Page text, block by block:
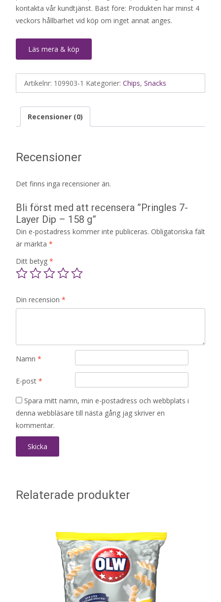
kontakta vår kundtjänst. Bäst före: Produkten har minst 4
veckors hållbarhet vid köp om inget annat anges.
Läs mera & köp
Artikelnr: 109903-1 Kategorier: Chips, Snacks
Recensioner (0)
Recensioner
Det finns inga recensioner än.
Bli först med att recensera ”Pringles 7-
Layer Dip – 158 g”
Din e-postadress kommer inte publiceras. Obligatoriska fält
är märkta *
Ditt betyg *
Din recension *
Namn *
E-post *
Spara mitt namn, min e-postadress och webbplats i
denna webbläsare till nästa gång jag skriver en
kommentar.
Relaterade produkter